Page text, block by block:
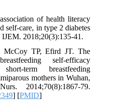
23. Tahery N. The association of
with self-efficacy and self-care, in type 2
patients [in Persian]. IJEM.
24. Wu DS, Hu J, McCoy TP, Efird
effects of a breastfeeding
intervention on short‐term
outcomes among primiparous mothers
China. J Adv Nurs.
[DOI:10.1111/jan.12349